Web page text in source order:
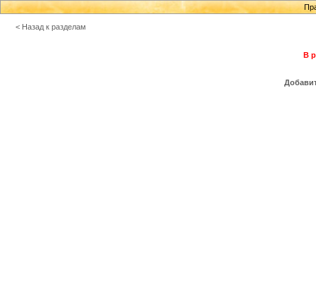
< Назад к разделам
В